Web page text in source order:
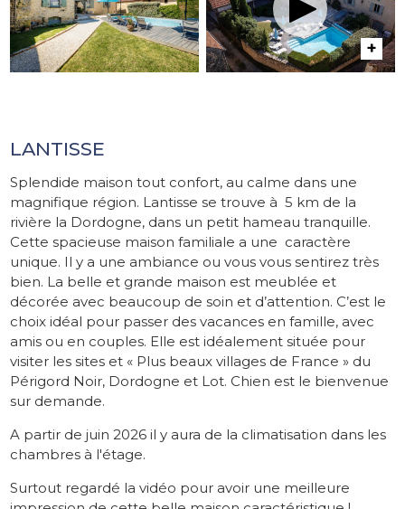
LANTISSE
Splendide maison tout confort, au calme dans une
magnifique région. Lantisse se trouve à 5 km de la
rivière la Dordogne, dans un petit hameau tranquille.
Cette spacieuse maison familiale a une caractère
unique. Il y a une ambiance ou vous vous sentirez très
bien. La belle et grande maison est meublée et
décorée avec beaucoup de soin et d’attention. C’est le
choix idéal pour passer des vacances en famille, avec
amis ou en couples. Elle est idéalement située pour
visiter les sites et « Plus beaux villages de France » du
Périgord Noir, Dordogne et Lot. Chien est le bienvenue
sur demande.
A partir de juin 2026 il y aura de la climatisation dans les
chambres à l'étage.
Surtout regardé la vidéo pour avoir une meilleure